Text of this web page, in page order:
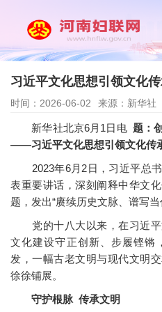
习近平文化思想引领文化
时间：2026-06-02 来源：新华社
新华社北京6月1日电 题：
——习近平文化思想引领文化传
2023年6月2日，习近平总书
表重要讲话，深刻阐释中华文
题，发出“赓续历史文脉、谱写当
党的十八大以来，在习近平
文化建设守正创新、步履铿锵
发，一幅古老文明与现代文明
徐徐铺展。
守护根脉 传承文明